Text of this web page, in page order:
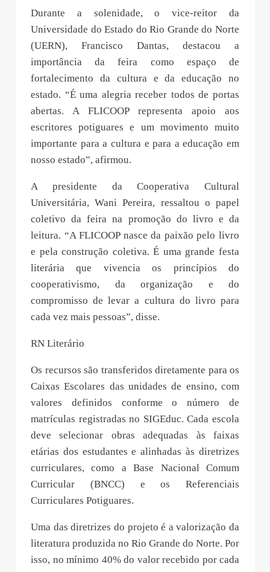
Durante a solenidade, o vice-reitor da
Universidade do Estado do Rio Grande do Norte
(UERN), Francisco Dantas, destacou a
importância da feira como espaço de
fortalecimento da cultura e da educação no
estado. “É uma alegria receber todos de portas
abertas. A FLICOOP representa apoio aos
escritores potiguares e um movimento muito
importante para a cultura e para a educação em
nosso estado”, afirmou.
A presidente da Cooperativa Cultural
Universitária, Wani Pereira, ressaltou o papel
coletivo da feira na promoção do livro e da
leitura. “A FLICOOP nasce da paixão pelo livro
e pela construção coletiva. É uma grande festa
literária que vivencia os princípios do
cooperativismo, da organização e do
compromisso de levar a cultura do livro para
cada vez mais pessoas”, disse.
RN Literário
Os recursos são transferidos diretamente para os
Caixas Escolares das unidades de ensino, com
valores definidos conforme o número de
matrículas registradas no SIGEduc. Cada escola
deve selecionar obras adequadas às faixas
etárias dos estudantes e alinhadas às diretrizes
curriculares, como a Base Nacional Comum
Curricular (BNCC) e os Referenciais
Curriculares Potiguares.
Uma das diretrizes do projeto é a valorização da
literatura produzida no Rio Grande do Norte. Por
isso, no mínimo 40% do valor recebido por cada